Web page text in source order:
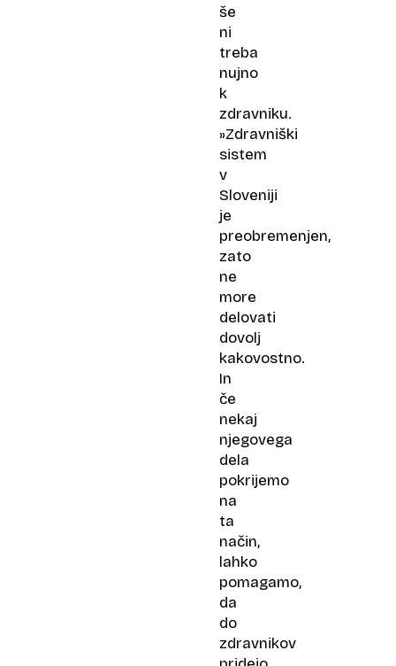
še
ni
treba
nujno
k
zdravniku.
»Zdravniški
sistem
v
Sloveniji
je
preobremenjen,
zato
ne
more
delovati
dovolj
kakovostno.
In
če
nekaj
njegovega
dela
pokrijemo
na
ta
način,
lahko
pomagamo,
da
do
zdravnikov